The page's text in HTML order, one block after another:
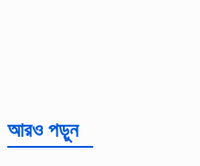
আরও পড়ুন